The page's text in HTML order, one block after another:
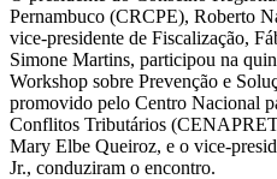
Pernambuco (CRCPE), Roberto
vice-presidente de Fiscalização,
Simone Martins, participou na
Workshop sobre Prevenção e
promovido pelo Centro Nacional
Conflitos Tributários
Mary Elbe Queiroz, e o vice-
Jr., conduziram o encontro.